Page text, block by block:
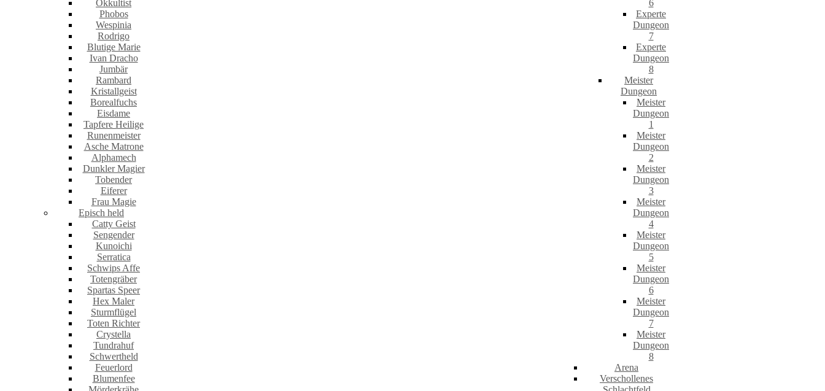
Okkultist
Phobos
Wespinia
Rodrigo
Blutige Marie
Ivan Dracho
Jumbär
Rambard
Kristallgeist
Borealfuchs
Eisdame
Tapfere Heilige
Runenmeister
Asche Matrone
Alphamech
Dunkler Magier
Tobender
Eiferer
Frau Magie
Episch held
Catty Geist
Sengender
Kunoichi
Serratica
Schwips Affe
Totengräber
Spartas Speer
Hex Maler
Sturmflügel
Toten Richter
Crystella
Tundrahuf
Schwertheld
Feuerlord
Blumenfee
6
Experte
Dungeon
7
Experte
Dungeon
8
Meister
Dungeon
Meister
Dungeon
1
Meister
Dungeon
2
Meister
Dungeon
3
Meister
Dungeon
4
Meister
Dungeon
5
Meister
Dungeon
6
Meister
Dungeon
7
Meister
Dungeon
8
Arena
Verschollenes